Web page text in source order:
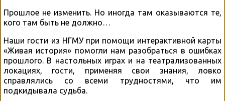
Прошлое не изменить. Но иногда там оказываются те,
кого там быть не должно…
Наши гости из НГМУ при помощи интерактивной карты
«Живая история» помогли нам разобраться в ошибках
прошлого. В настольных играх и на театрализованных
локациях, гости, применяя свои знания, ловко
справлялись со всеми трудностями, что им
подкидывала судьба.